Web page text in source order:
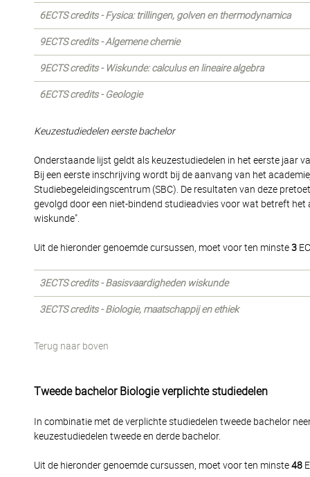
6ECTS credits - Fysica: trillingen, golven en thermodynamica
9ECTS credits - Algemene chemie
9ECTS credits - Wiskunde: calculus en lineaire algebra
6ECTS credits - Geologie
Keuzestudiedelen eerste bachelor
Onderstaande lijst geldt als keuzestudiedelen in het eerste jaar
Bij een eerste inschrijving wordt bij de aanvang van het
Studiebegeleidingscentrum (SBC). De resultaten van deze
gevolgd door een niet-bindend studieadvies voor wat betreft
wiskunde".
Uit de hieronder genoemde cursussen, moet voor ten minste3
3ECTS credits - Basisvaardigheden wiskunde
3ECTS credits - Biologie, maatschappij en ethiek
Terug naar boven
Tweede bachelor Biologie verplichte studiedelen
In combinatie met de verplichte studiedelen tweede bachelor
keuzestudiedelen tweede en derde bachelor.
Uit de hieronder genoemde cursussen, moet voor ten minste48